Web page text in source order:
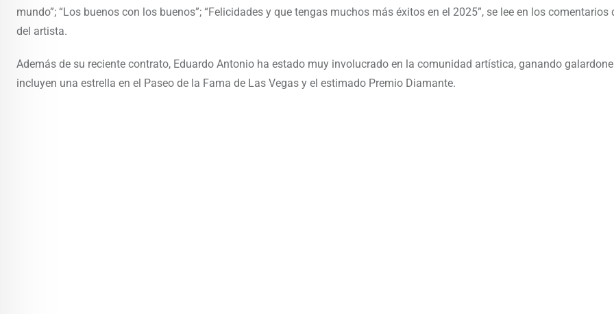
mundo”; “Los buenos con los buenos”; “Felicidades y que tengas muchos más éxitos en el 2025”, se lee en los comentarios
del artista.
Además de su reciente contrato, Eduardo Antonio ha estado muy involucrado en la comunidad artística, ganando
incluyen una estrella en el Paseo de la Fama de Las Vegas y el estimado Premio Diamante.